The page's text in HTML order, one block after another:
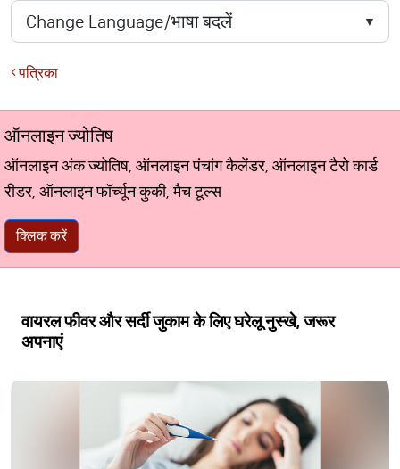
पत्रिका
ऑनलाइन ज्योतिष
ऑनलाइन अंक ज्योतिष, ऑनलाइन पंचांग कैलेंडर, ऑनलाइन टैरो कार्ड
रीडर, ऑनलाइन फॉर्च्यून कुकी, मैच टूल्स
क्लिक करें
वायरल फीवर और सर्दी जुकाम के लिए घरेलू नुस्खे, जरूर
अपनाएं